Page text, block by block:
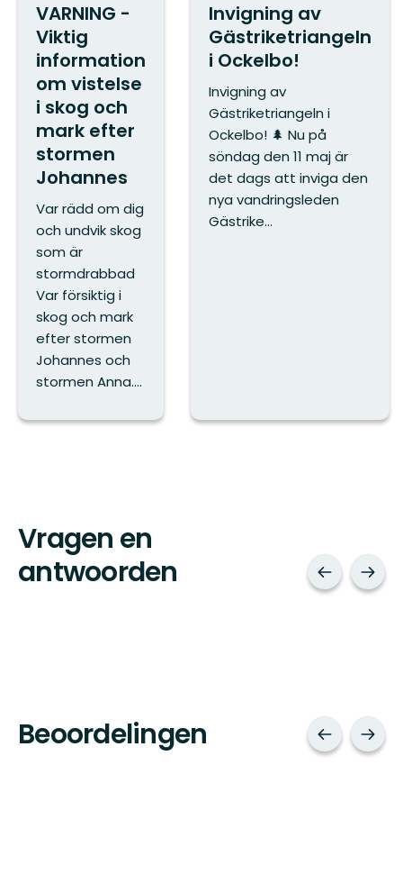
VARNING -
Viktig
information
om vistelse
i skog och
mark efter
stormen
Johannes
Var rädd om dig
och undvik skog
som är
stormdrabbad
Var försiktig i
skog och mark
efter stormen
Johannes och
stormen Anna....
Invigning av
Gästriketriangeln
i Ockelbo!
Invigning av
Gästriketriangeln i
Ockelbo! 🌲 Nu på
söndag den 11 maj är
det dags att inviga den
nya vandringsleden
Gästrike...
Vragen en
antwoorden
Beoordelingen